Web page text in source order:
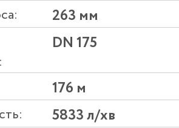
263 мм
DN 175
176 м
5833 л/хв